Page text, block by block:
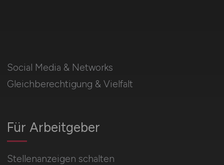
Social Media & Networks
Gleichberechtigung & Vielfalt
Für Arbeitgeber
Stellenanzeigen schalten